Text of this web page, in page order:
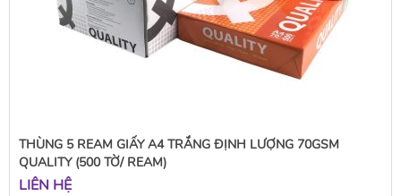
THÙNG 5 REAM GIẤY A4 TRẮNG ĐỊNH LƯỢNG 70GSM
QUALITY (500 TỜ/ REAM)
LIÊN HỆ